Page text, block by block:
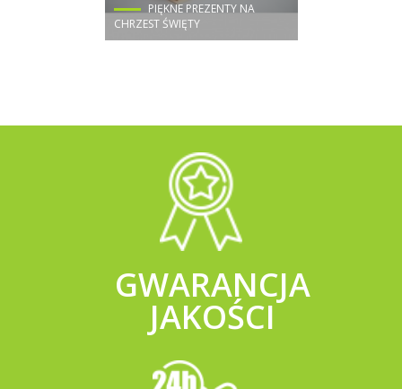
PIĘKNE PREZENTY NA
CHRZEST ŚWIĘTY
GWARANCJA
JAKOŚCI